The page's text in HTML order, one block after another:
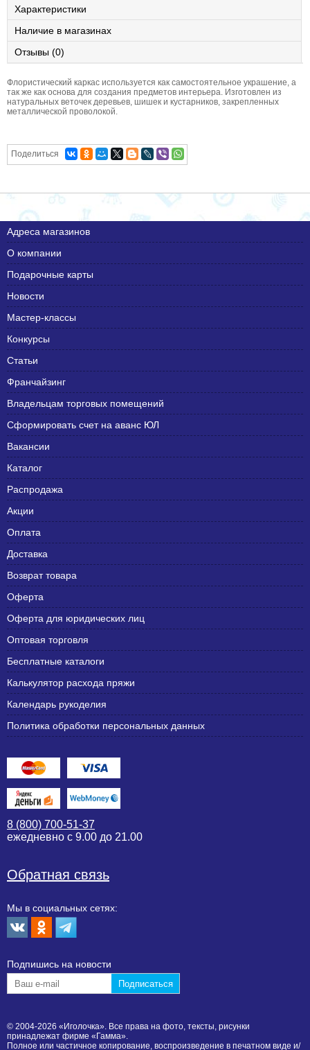
Характеристики
Наличие в магазинах
Отзывы (0)
Флористический каркас используется как самостоятельное украшение, а
так же как основа для создания предметов интерьера. Изготовлен из
натуральных веточек деревьев, шишек и кустарников, закрепленных
металлической проволокой.
Поделиться
Адреса магазинов
О компании
Подарочные карты
Новости
Мастер-классы
Конкурсы
Статьи
Франчайзинг
Владельцам торговых помещений
Сформировать счет на аванс ЮЛ
Вакансии
Каталог
Распродажа
Акции
Оплата
Доставка
Возврат товара
Оферта
Оферта для юридических лиц
Оптовая торговля
Бесплатные каталоги
Калькулятор расхода пряжи
Календарь рукоделия
Политика обработки персональных данных
8 (800) 700-51-37
ежедневно с 9.00 до 21.00
Обратная связь
Мы в социальных сетях:
Подпишиcь на новости
© 2004-2026 «Иголочка». Все права на фото, тексты, рисунки
принадлежат фирме «Гамма».
Полное или частичное копирование, воспроизведение в печатном виде и/